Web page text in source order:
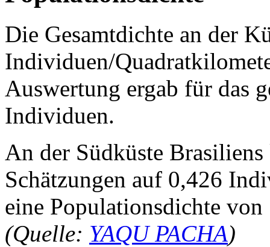
Die Gesamtdichte an der
Individuen/
Auswertung ergab für das
Individuen.
An der Südküste
Schätzungen auf 0,426
eine Populationsdichte
(Quelle: YAQU PACHA)